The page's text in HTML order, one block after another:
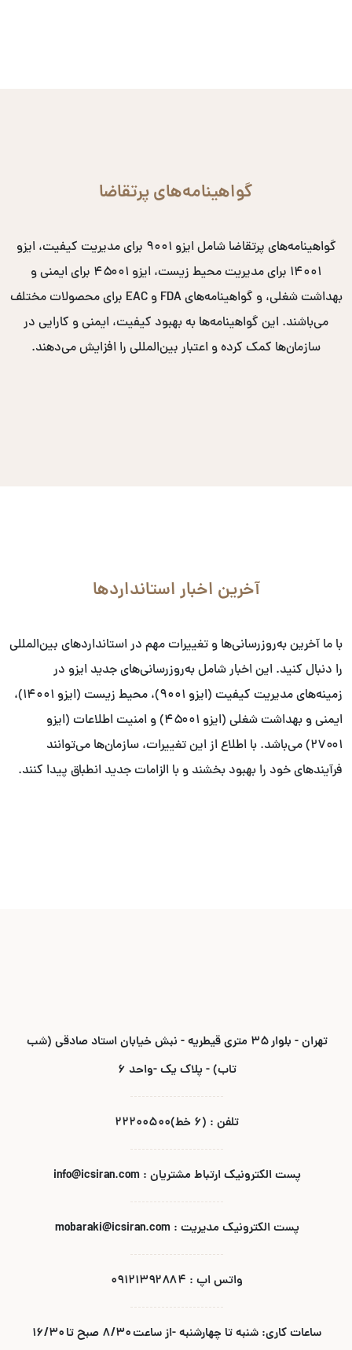
گواهینامه‌های پرتقاضا
گواهینامه‌های پرتقاضا شامل ایزو ۹۰۰۱ برای مدیریت کیفیت، ایزو
۱۴۰۰۱ برای مدیریت محیط زیست، ایزو ۴۵۰۰۱ برای ایمنی و
بهداشت شغلی، و گواهینامه‌های FDA و EAC برای محصولات مختلف
می‌باشند. این گواهینامه‌ها به بهبود کیفیت، ایمنی و کارایی در
سازمان‌ها کمک کرده و اعتبار بین‌المللی را افزایش می‌دهند.
آخرین اخبار استانداردها
با ما آخرین به‌روزرسانی‌ها و تغییرات مهم در استانداردهای بین‌المللی
را دنبال کنید. این اخبار شامل به‌روزرسانی‌های جدید ایزو در
زمینه‌های مدیریت کیفیت (ایزو ۹۰۰۱)، محیط زیست (ایزو ۱۴۰۰۱)،
ایمنی و بهداشت شغلی (ایزو ۴۵۰۰۱) و امنیت اطلاعات (ایزو
۲۷۰۰۱) می‌باشد. با اطلاع از این تغییرات، سازمان‌ها می‌توانند
فرآیندهای خود را بهبود بخشند و با الزامات جدید انطباق پیدا کنند.
تهران - بلوار ۳۵ متری قیطریه - نبش خیابان استاد صادقی (شب
تاب) - پلاک یک -واحد ۶
تلفن : (۶ خط)۲۲۲۰۰۵۰۰
پست الکترونیک ارتباط مشتریان : info@icsiran.com
پست الکترونیک مدیریت : mobaraki@icsiran.com
واتس اپ : ۰۹۱۲۱۳۹۲۸۸۴
ساعات کاری: شنبه تا چهارشنبه -از ساعت ۸/۳۰ صبح تا ۱۶/۳۰